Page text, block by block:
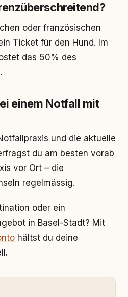
oder französischen
Ticket für den Hund. Im
das 50% des
einem Notfall mit
und die aktuelle
du am besten vorab
vor Ort – die
regelmässig.
oder ein
in Basel-Stadt? Mit
hältst du deine